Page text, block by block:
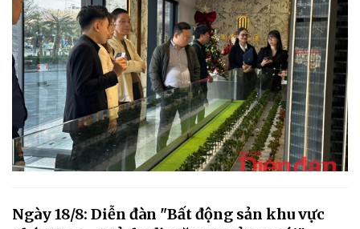
Ngày 18/8: Diễn đàn "Bất động sản khu vực